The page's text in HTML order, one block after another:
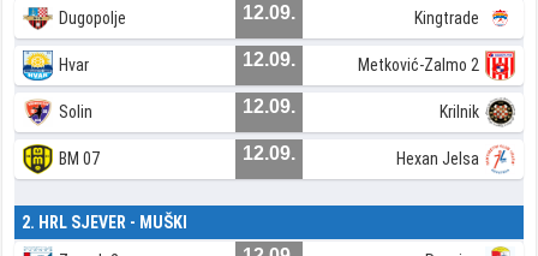
Dugopolje 12.09. Kingtrade
Hvar 12.09. Metković-Zalmo 2
Solin 12.09. Krilnik
BM 07 12.09. Hexan Jelsa
2. HRL SJEVER - MUŠKI